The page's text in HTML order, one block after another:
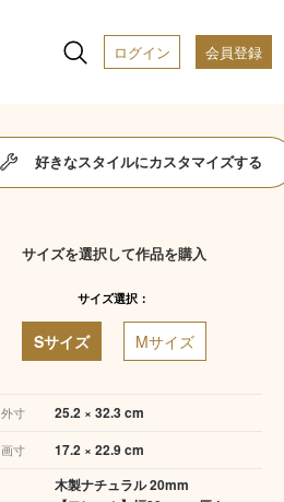
ログイン 会員登録
好きなスタイルにカスタマイズする
サイズを選択して作品を購入
サイズ選択：
Sサイズ Mサイズ
外寸 25.2 × 32.3 cm
画寸 17.2 × 22.9 cm
木製ナチュラル 20mm